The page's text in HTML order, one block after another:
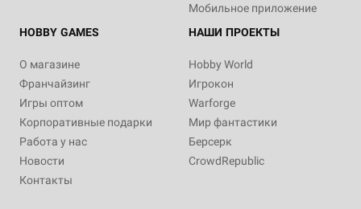
Мобильное приложение
HOBBY GAMES
О магазине
Франчайзинг
Игры оптом
Корпоративные подарки
Работа у нас
Новости
Контакты
НАШИ ПРОЕКТЫ
Hobby World
Игрокон
Warforge
Мир фантастики
Берсерк
CrowdRepublic